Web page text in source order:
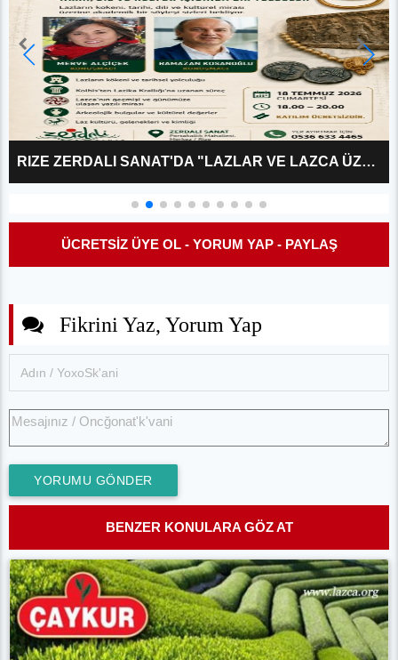
RIZE ZERDALI SANAT'DA "LAZLAR VE LAZCA ÜZERINE?" KÜLTÜR SÖYLEŞISI
ÜCRETSİZ ÜYE OL - YORUM YAP - PAYLAŞ
Fikrini Yaz, Yorum Yap
YORUMU GÖNDER
BENZER KONULARA GÖZ AT